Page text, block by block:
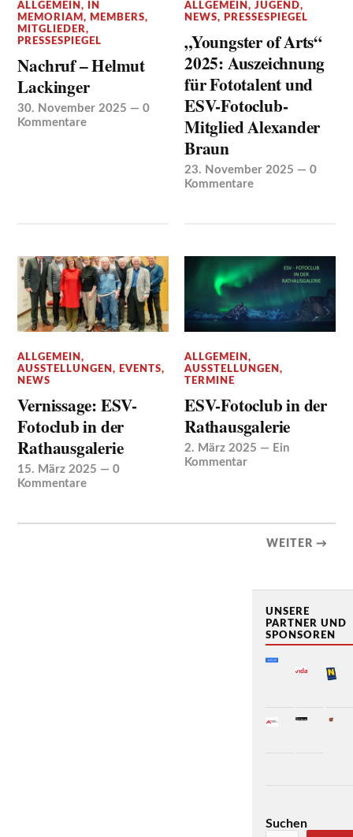
ALLGEMEIN,
IN
MEMORIAM, MEMBERS,
MITGLIEDER,
PRESSESPIEGEL
Nachruf – Helmut
Lackinger
30. November 2025 —0
Kommentare
ALLGEMEIN,JUGEND,
NEWS, PRESSESPIEGEL
„Youngster of Arts“
2025: Auszeichnung
für Fototalent und
ESV-Fotoclub-
Mitglied Alexander
Braun
23. November 2025 —0
Kommentare
ALLGEMEIN,
AUSSTELLUNGEN, EVENTS,
NEWS
Vernissage: ESV-
Fotoclub in der
Rathausgalerie
15. März 2025 —0
Kommentare
ALLGEMEIN,
AUSSTELLUNGEN,
TERMINE
ESV-Fotoclub in der
Rathausgalerie
2. März 2025 — Ein
Kommentar
WEITER →
UNSERE
PARTNER UND
SPONSOREN
Suchen